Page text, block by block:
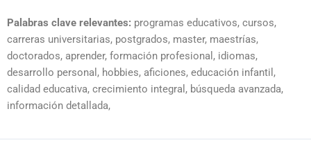
Palabras clave relevantes: programas educativos, cursos,
carreras universitarias, postgrados, master, maestrías,
doctorados, aprender, formación profesional, idiomas,
desarrollo personal, hobbies, aficiones, educación infantil,
calidad educativa, crecimiento integral, búsqueda avanzada,
información detallada,